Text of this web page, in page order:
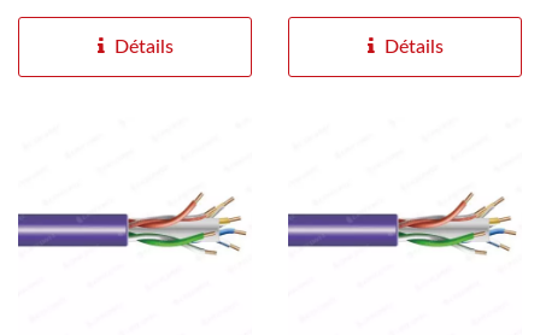
Détails Détails